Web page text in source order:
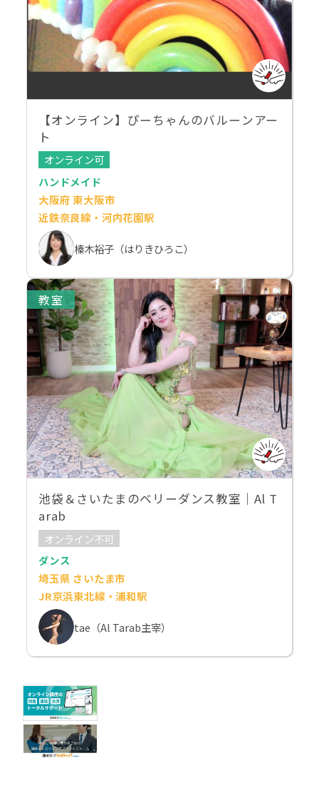
【オンライン】ぴーちゃんのバルーンアー
ト
オンライン可
ハンドメイド
大阪府 東大阪市
近鉄奈良線・河内花園駅
榛木裕子（はりきひろこ）
教室
池袋＆さいたまのベリーダンス教室｜Al T
arab
オンライン不可
ダンス
埼玉県 さいたま市
JR京浜東北線・浦和駅
tae（Al Tarab主宰）